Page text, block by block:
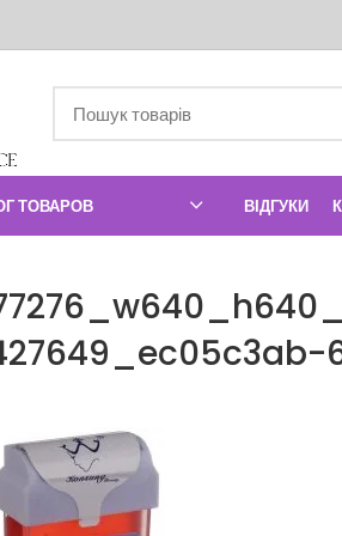
ТОВАРОВ ВІДГУКИ